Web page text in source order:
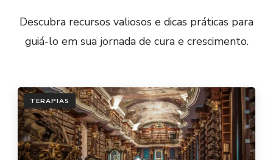
Descubra recursos valiosos e dicas práticas para
guiá-lo em sua jornada de cura e crescimento.
TERAPIAS